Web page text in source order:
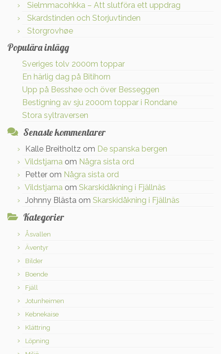
Sielmmacohkka – Att slutföra ett uppdrag
Skardstinden och Storjuvtinden
Storgrovhøe
Populära inlägg
Sveriges tolv 2000m toppar
En härlig dag på Bitihorn
Upp på Besshøe och över Besseggen
Bestigning av sju 2000m toppar i Rondane
Stora syltraversen
Senaste kommentarer
Kalle Breitholtz om De spanska bergen
Vildstjarna om Några sista ord
Petter om Några sista ord
Vildstjarna om Skarskidåkning i Fjällnäs
Johnny Blästa om Skarskidåkning i Fjällnäs
Kategorier
Åsvallen
Äventyr
Bilder
Boende
Fjäll
Jotunheimen
Kebnekaise
Klättring
Löpning